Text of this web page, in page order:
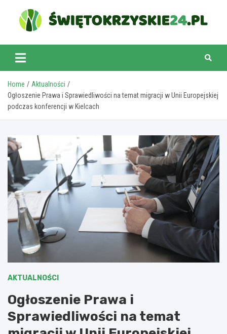
content
swietokrzyskie24.pl
Home
Aktualności
Ogłoszenie Prawa i Sprawiedliwości na temat migracji w Unii Europejskiej
podczas konferencji w Kielcach
AKTUALNOŚCI
Ogłoszenie Prawa i
Sprawiedliwości na temat